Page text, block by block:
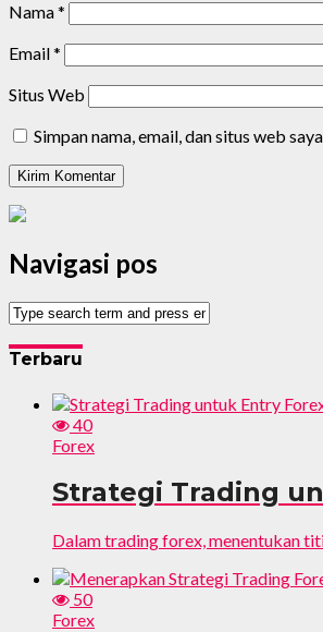
Nama*
Email*
Situs Web
Simpan nama, email, dan situs web
Navigasi pos
Terbaru
40
Forex
Strategi Trading
Dalam trading forex, menentukan
50
Forex